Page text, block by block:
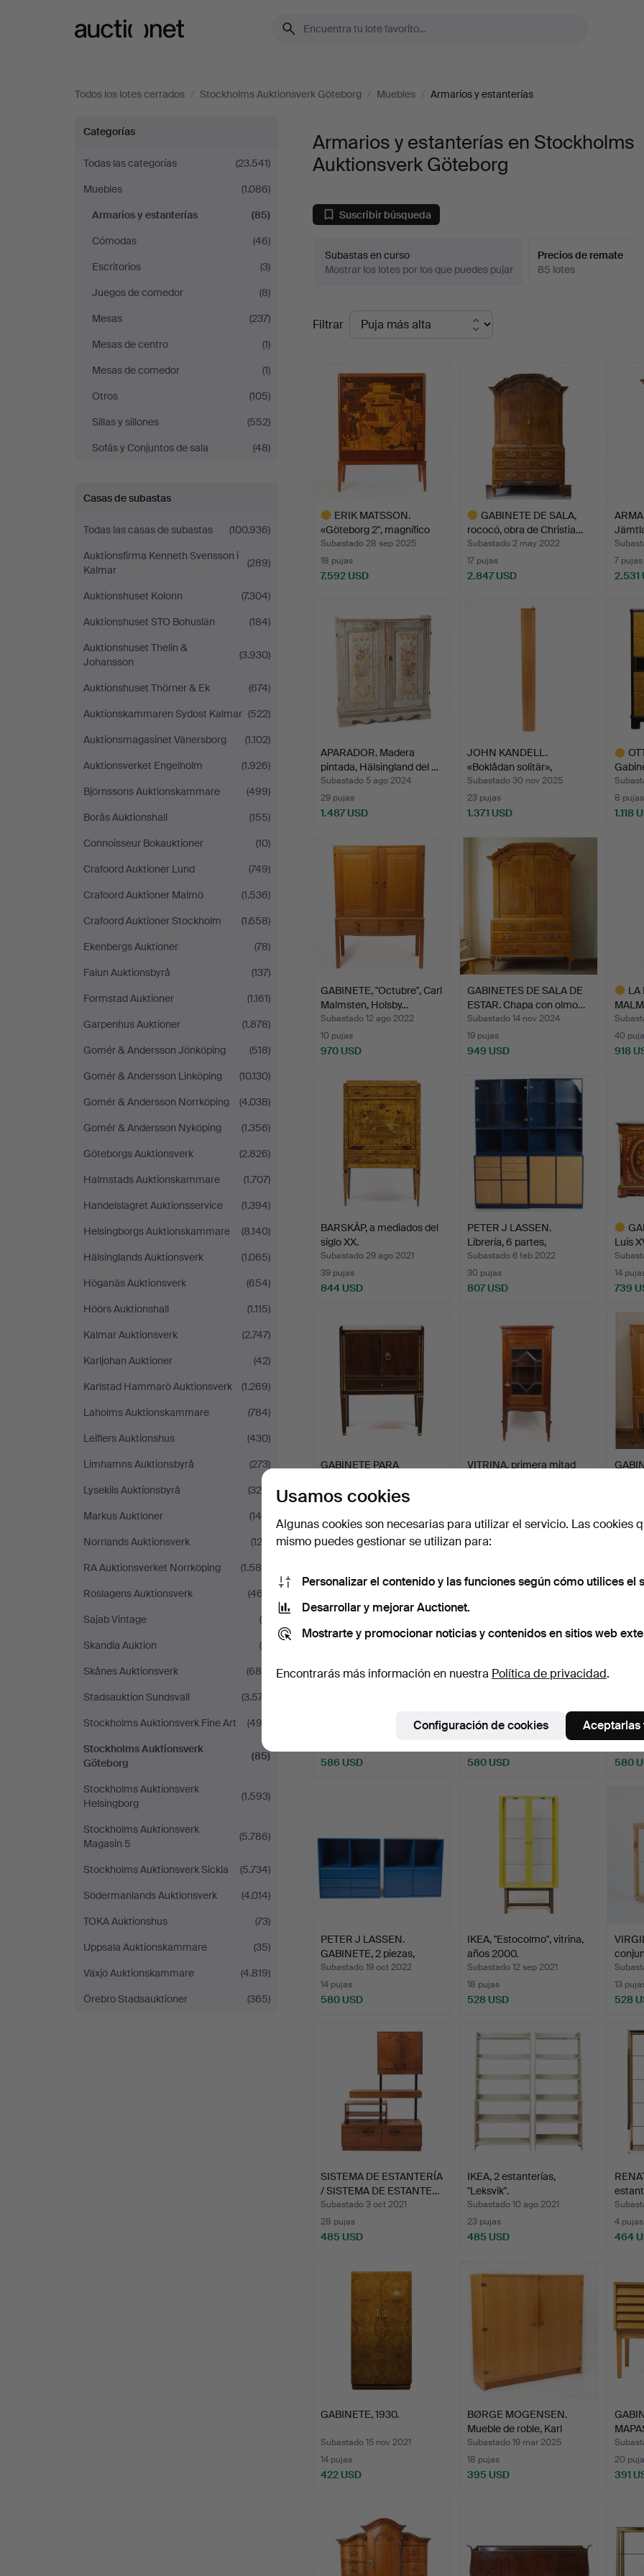
Todos los lotes cerrados / Stockholms Auktionsverk Göteborg / Muebles / Armarios y estanterías
Armarios
y
estanterías
en
Stockholms
Auktionsverk
Göteborg
Categorías
Todas las categorías
(23.541)
Muebles
(1.086)
Armarios y estanterías
(85)
Cómodas
(46)
Escritorios
(3)
Juegos de comedor
(8)
Mesas
(237)
Mesas de centro
(1)
Mesas de comedor
(1)
Otros
(105)
Sillas y sillones
(552)
Sofás y Conjuntos de sala
(48)
Casas de subastas
Todas las casas de subastas
(100.936)
Auktionsfirma Kenneth Svensson i
Kalmar
(289)
Auktionshuset Kolonn
(7.304)
Auktionshuset STO Bohuslän
(184)
Auktionshuset Thelin &
Johansson
(3.930)
Auktionshuset Thörner & Ek
(674)
Auktionskammaren Sydost Kalmar (522)
Auktionsmagasinet Vänersborg
(1.102)
Auktionsverket Engelholm
(1.926)
Björnssons Auktionskammare
(499)
Borås Auktionshall
(155)
Connoisseur Bokauktioner
(10)
Crafoord Auktioner Lund
(749)
Crafoord Auktioner Malmö
(1.536)
Crafoord Auktioner Stockholm
(1.658)
Ekenbergs Auktioner
(78)
Falun Auktionsbyrå
(137)
Formstad Auktioner
(1.161)
Garpenhus Auktioner
(1.878)
Gomér & Andersson Jönköping
(518)
Gomér & Andersson Linköping
(10.130)
Gomér & Andersson Norrköping
(4.038)
Gomér & Andersson Nyköping
(1.356)
Göteborgs Auktionsverk
(2.826)
Halmstads Auktionskammare
(1.707)
Handelslagret Auktionsservice
(1.394)
Helsingborgs Auktionskammare
(8.140)
Hälsinglands Auktionsverk
(1.065)
Höganäs Auktionsverk
(654)
Höörs Auktionshall
(1.115)
Kalmar Auktionsverk
(2.747)
Karljohan Auktioner
(42)
Karlstad Hammarö Auktionsverk
(1.269)
Laholms Auktionskammare
(784)
Leiflers Auktionshus
(430)
Limhamns Auktionsbyrå
(273)
Lysekils Auktionsbyrå
(324)
Markus Auktioner
(145)
Norrlands Auktionsverk
(123)
RA Auktionsverket Norrköping
(1.585)
Roslagens Auktionsverk
(467)
Sajab Vintage
(6)
Skandia Auktion
(8)
Skånes Auktionsverk
(685)
Stadsauktion Sundsvall
(3.577)
Stockholms Auktionsverk Fine Art
(492)
Stockholms Auktionsverk
Göteborg
(85)
Stockholms Auktionsverk
Helsingborg
(1.593)
Stockholms Auktionsverk
Magasin 5
(5.786)
Stockholms Auktionsverk Sickla
(5.734)
Södermanlands Auktionsverk
(4.014)
TOKA Auktionshus
(73)
Uppsala Auktionskammare
(35)
Växjö Auktionskammare
(4.819)
Örebro Stadsauktioner
(365)
Armarios y estanterías en Stockholms
Auktionsverk Göteborg
Suscribir búsqueda
Subastas en curso
Mostrar los lotes por los que puedes pujar
Precios de remate
85 lotes
Precios
de
Filtrar
ERIK MATSSON.
«Göteborg 2", magnífico
arma…
Subastado 28 sep 2025
18 pujas
7.592 USD
GABINETE DE SALA,
rococó, obra de Christia…
Subastado 2 may 2022
17 pujas
2.847 USD
seleccionado
del…
7 pujas
2.531
APARADOR. Madera
pintada, Hälsingland del …
Subastado 5 ago 2024
29 pujas
1.487 USD
JOHN KANDELL.
«Boklådan solitär»,
armario,…
Subastado 30 nov 2025
23 pujas
1.371 USD
8 pujas
1.118
GABINETE, "Octubre", Carl
Malmsten, Holsby…
Subastado 12 ago 2022
10 pujas
970 USD
GABINETES DE SALA DE
ESTAR. Chapa con olmo…
Subastado 14 nov 2024
19 pujas
949 USD
LA
de…
40
918
BARSKÅP, a mediados del
siglo XX.
Subastado 29 ago 2021
39 pujas
844 USD
PETER J LASSEN.
Librería, 6 partes,
Montan…
Subastado 6 feb 2022
30 pujas
807 USD
Luis
14
739
GABINETE PARA
tardío…
Subastado 13 nov 2021
649 USD
VITRINA, primera mitad
633 USD 633
586 USD
Subastado 19 jun 2021
580 USD 580
PETER J LASSEN.
GABINETE, 2 piezas,
Montan…
Subastado 19 oct 2022
14 pujas
580 USD
IKEA, "Estocolmo", vitrina,
años 2000.
Subastado 12 sep 2021
18 pujas
528 USD
«M…
13
528
SISTEMA DE ESTANTERÍA
/ SISTEMA DE ESTANTE…
Subastado 3 oct 2021
28 pujas
485 USD
IKEA, 2 estanterías,
"Leksvik".
Subastado 10 ago 2021
23 pujas
485 USD
4 pujas
464
GABINETE, 1930.
Subastado 15 nov 2021
14 pujas
422 USD
BØRGE MOGENSEN.
Mueble de roble, Karl
Ande…
Subastado 19 mar 2025
18 pujas
395 USD
20
391
Usamos cookies
Algunas cookies son necesarias para utilizar el servicio. Las cookies
mismo puedes gestionar se utilizan para:
Personalizar el contenido y las funciones según cómo utilices el
Desarrollar y mejorar Auctionet.
Mostrarte y promocionar noticias y contenidos en sitios web
Encontrarás más información en nuestra Política de privacidad.
Configuración de cookies Aceptarlas